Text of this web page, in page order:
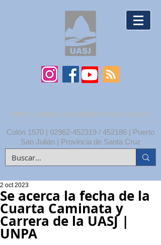
UNPA | UNIDAD ACADÉMICA SAN JULIÁN
Colón 1570 | 02962-452319 / 452186 | Puerto
San Julián | Provincia de Santa Cruz
Se acerca la fecha de la
Cuarta Caminata y
Carrera de la UASJ |
UNPA
2 oct 2023